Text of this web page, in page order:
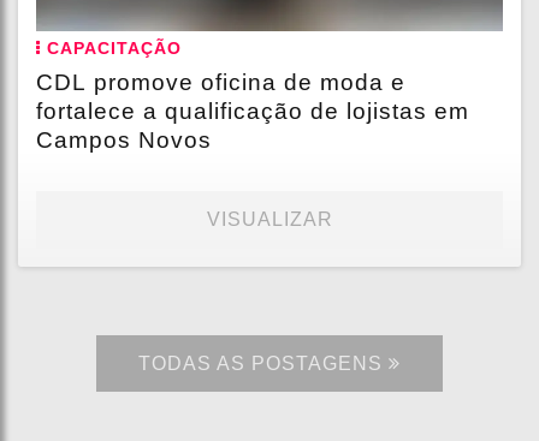
CAPACITAÇÃO
CDL promove oficina de moda e
fortalece a qualificação de lojistas em
Campos Novos
VISUALIZAR
TODAS AS POSTAGENS